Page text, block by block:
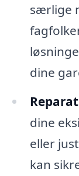
særlige
dine
dine
eller
kan